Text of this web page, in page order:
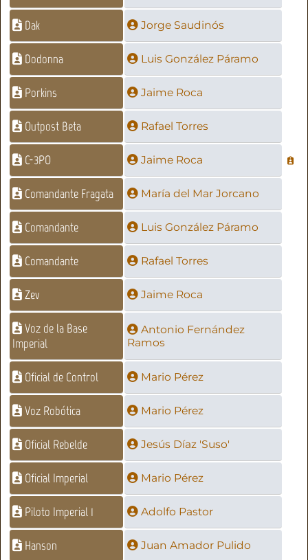
Dak Jorge Saudinós
Dodonna Luis González Páramo
Porkins Jaime Roca
Outpost Beta Rafael Torres
C-3PO Jaime Roca
Comandante Fragata María del Mar Jorcano
Comandante Luis González Páramo
Comandante Rafael Torres
Zev Jaime Roca
Voz de la Base
Imperial
Antonio Fernández
Ramos
Oficial de Control Mario Pérez
Voz Robótica Mario Pérez
Oficial Rebelde Jesús Díaz 'Suso'
Oficial Imperial Mario Pérez
Piloto Imperial 1 Adolfo Pastor
Hanson Juan Amador Pulido